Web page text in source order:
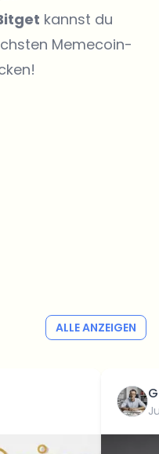
kannst du
Memecoin-
ALLE ANZEIGEN